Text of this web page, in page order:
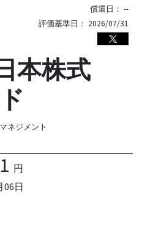
償還日： --
評価基準日： 2026/07/31
本株式
ネジメント
円
06日